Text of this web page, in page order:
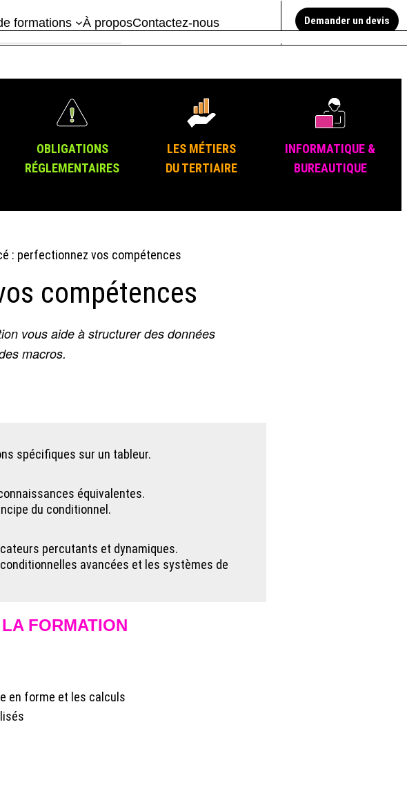
formations À proposContactez-nous Demander un devis
OBLIGATIONS
RÉGLEMENTAIRES
LES MÉTIERS
DU TERTIAIRE
INFORMATIQUE &
BUREAUTIQUE
: perfectionnez vos compétences
compétences
vous aide à structurer des données
macros.
spécifiques sur un tableur.
équivalentes.
du conditionnel.
percutants et dynamiques.
avancées et les systèmes de
FORMATION
en forme et les calculs